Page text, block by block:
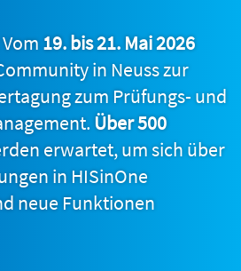
19. bis 21. Mai 2026
in Neuss zur
zum Prüfungs- und
Über 500
erwartet, um sich über
in HISinOne
neue Funktionen